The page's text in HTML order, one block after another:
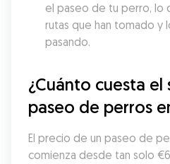
el paseo de tu perro, lo
rutas que han tomado y
pasando.
¿Cuánto cuesta el
paseo de perros
El precio de un paseo de
comienza desde tan solo